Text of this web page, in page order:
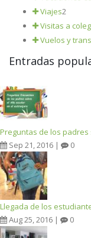
Viajes2
Visitas a
Vuelos y
Entradas
Preguntas de los
Sep 21, 2016 |
0
Llegada de los
Aug 25, 2016 |
0